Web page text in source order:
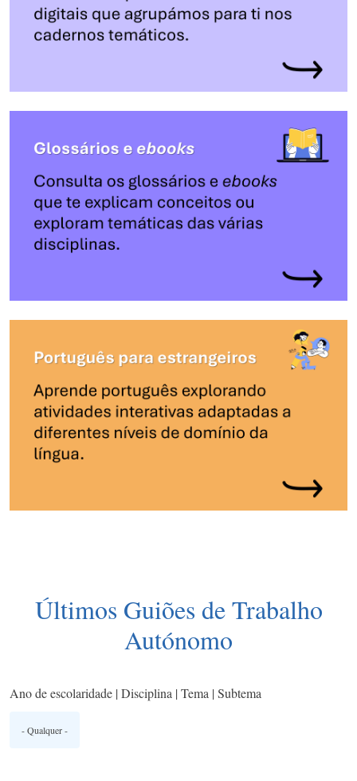
Últimos Guiões de Trabalho
Autónomo
Ano de escolaridade | Disciplina | Tema | Subtema